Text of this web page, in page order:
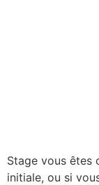
Stage vous êtes
initiale, ou si